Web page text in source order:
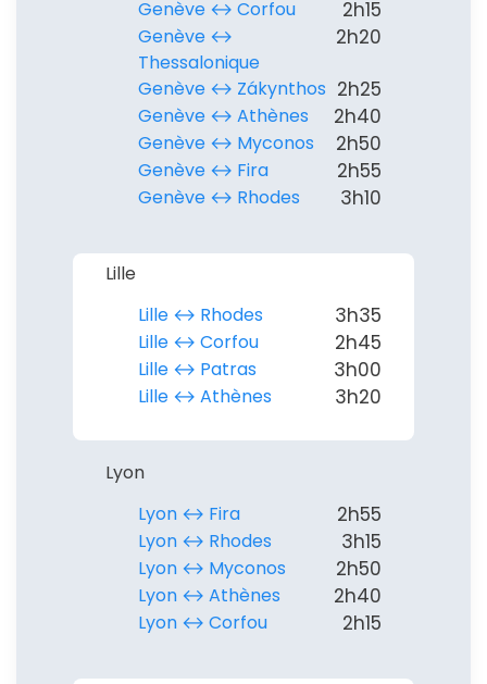
Genève ↔︎ Corfou 2h15
Genève ↔︎
Thessalonique
2h20
Genève ↔︎ Zákynthos 2h25
Genève ↔︎ Athènes 2h40
Genève ↔︎ Myconos 2h50
Genève ↔︎ Fira 2h55
Genève ↔︎ Rhodes 3h10
Lille
Lille ↔︎ Rhodes
3h35
Lille ↔︎ Corfou 2h45
Lille ↔︎ Patras 3h00
Lille ↔︎ Athènes 3h20
Lyon
Lyon ↔︎ Fira
2h55
Lyon ↔︎ Rhodes 3h15
Lyon ↔︎ Myconos 2h50
Lyon ↔︎ Athènes 2h40
Lyon ↔︎ Corfou 2h15
Continuer avec Apple
ou connectez-vous par mail
Politique de
confidentialité.